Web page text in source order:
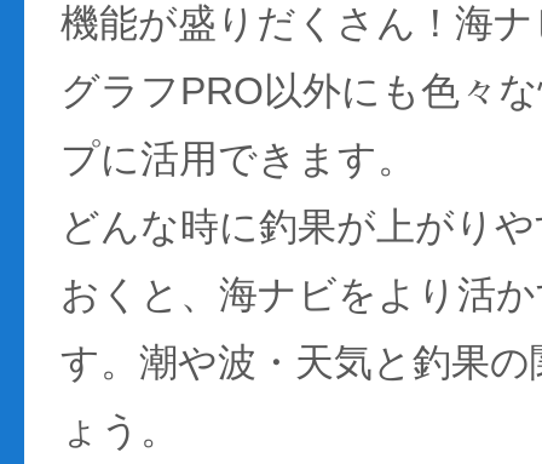
機能が盛りだくさん！海
グラフPRO以外にも色々
プに活用できます。
どんな時に釣果が上がり
おくと、海ナビをより活
す。潮や波・天気と釣果
ょう。